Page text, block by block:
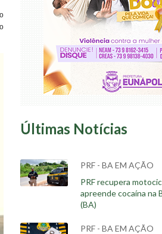
Últimas Notícias
PRF - BA EM AÇÃO
PRF recupera
apreende cocaína na
(BA)
PRF - BA EM AÇÃO